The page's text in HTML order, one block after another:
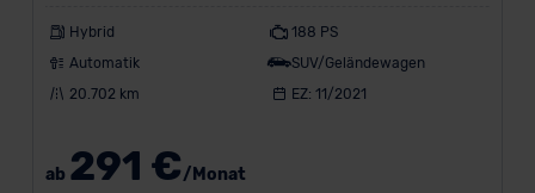
Hybrid
188 PS
Automatik
SUV/Geländewagen
20.702 km
EZ: 11/2021
ab 291 €/Monat